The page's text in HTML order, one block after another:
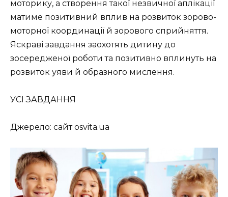
моторику, а створення такої незвичної аплікації
матиме позитивний вплив на розвиток зорово-
моторної координації й зорового сприйняття.
Яскраві завдання заохотять дитину до
зосередженої роботи та позитивно вплинуть на
розвиток уяви й образного мислення.
УСІ ЗАВДАННЯ
Джерело: сайт osvita.ua